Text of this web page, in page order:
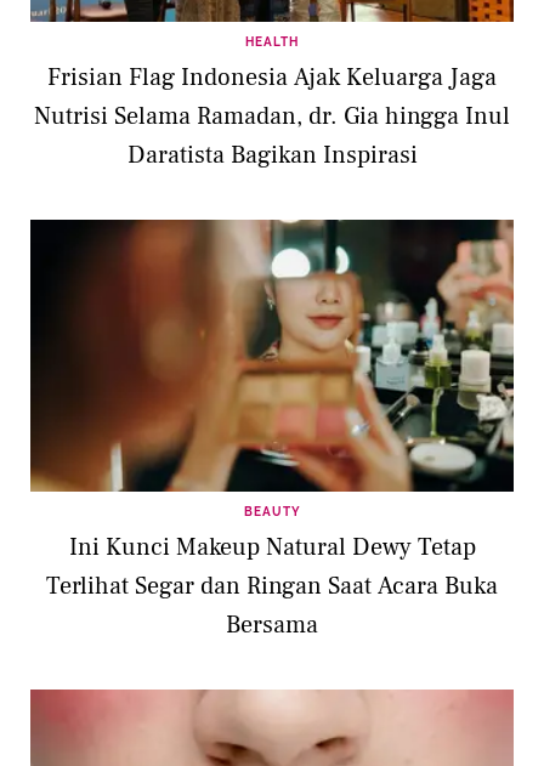
HEALTH
Frisian Flag Indonesia Ajak Keluarga Jaga
Nutrisi Selama Ramadan, dr. Gia hingga Inul
Daratista Bagikan Inspirasi
BEAUTY
Ini Kunci Makeup Natural Dewy Tetap
Terlihat Segar dan Ringan Saat Acara Buka
Bersama